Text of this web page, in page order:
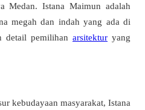
Medan. Istana Maimun adalah
megah dan indah yang ada di
detail pemilihan arsitektur yang
kebudayaan masyarakat, Istana